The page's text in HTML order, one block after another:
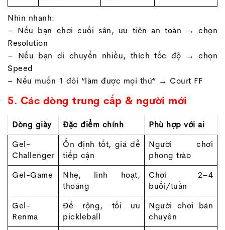
Nhìn nhanh:
– Nếu bạn chơi cuối sân, ưu tiên an toàn → chọn
Resolution
– Nếu bạn di chuyển nhiều, thích tốc độ → chọn
Speed
– Nếu muốn 1 đôi “làm được mọi thứ” → Court FF
5. Các dòng trung cấp & người mới
Dòng giày Đặc điểm chính
Phù hợp với ai
Gel-
Challenger
Ổn định tốt, giá dễ
tiếp cận
Người chơi
phong trào
Gel-Game
Nhẹ, linh hoạt,
thoáng
Chơi 2–4
buổi/tuần
Gel-
Renma
Đế rộng, tối ưu
pickleball
Người chơi bán
chuyên